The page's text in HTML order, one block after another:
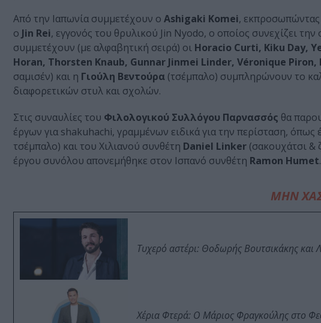
Από την Ιαπωνία συμμετέχουν ο Ashigaki Komei, εκπροσωπώντας
ο Jin Rei, εγγονός του θρυλικού Jin Nyodo, ο οποίος συνεχίζει
συμμετέχουν (με αλφαβητική σειρά) οι Horacio Curti, Kiku Day,
Horan, Thorsten Knaub, Gunnar Jinmei Linder, Véronique Piron,
σαμισέν) και η Γιούλη Βεντούρα (τσέμπαλο) συμπληρώνουν το
διαφορετικών στυλ και σχολών.
Στις συναυλίες του Φιλολογικού Συλλόγου Παρνασσός θα
έργων για shakuhachi, γραμμένων ειδικά για την περίσταση, όπως
τσέμπαλο) και του Χιλιανού συνθέτη Daniel Linker (σακουχάτσι &
έργου συνόλου απονεμήθηκε στον Ισπανό συνθέτη Ramon Humet.
ΜΗΝ
Τυχερό αστέρι: Θοδωρής Βουτσικάκης
Χέρια Φτερά: Ο Μάριος Φραγκούλης στο